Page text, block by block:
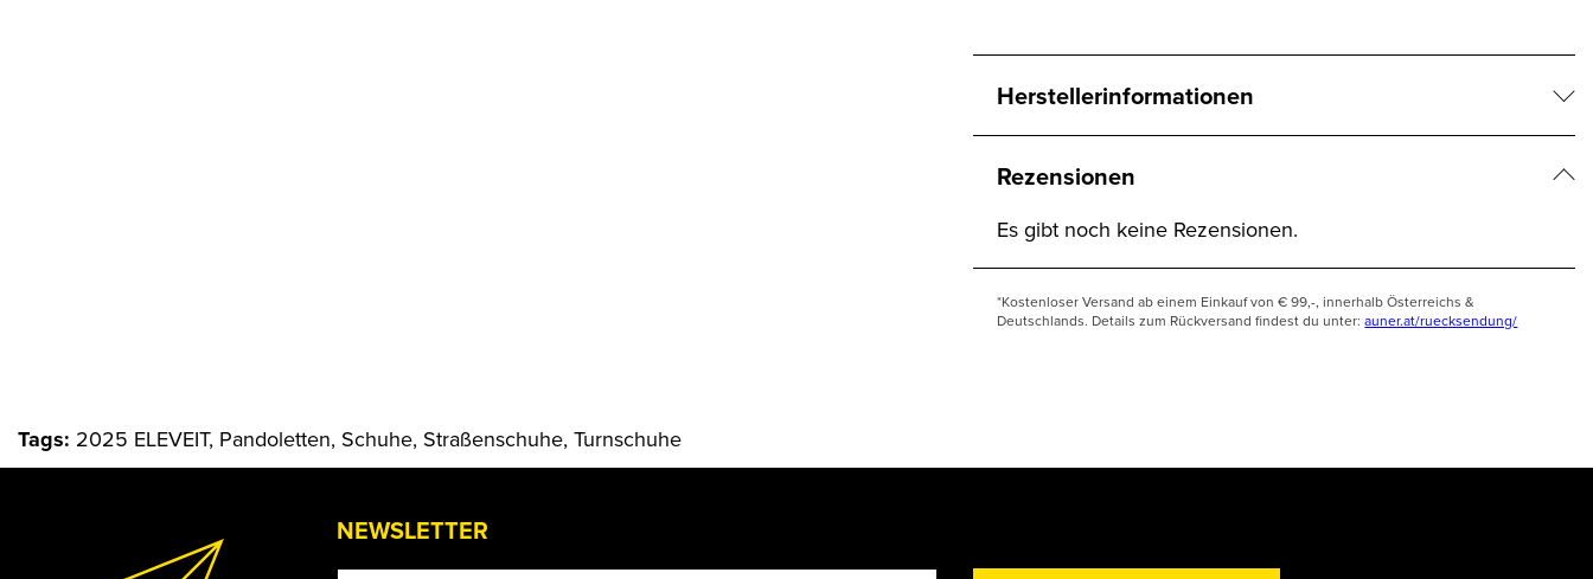
Herstellerinformationen
Rezensionen
Es gibt noch keine Rezensionen.
*Kostenloser Versand ab einem Einkauf von € 99,-, innerhalb Österreichs &
Deutschlands. Details zum Rückversand findest du unter:auner.at/ruecksendung/
Tags: 2025 ELEVEIT, Pandoletten, Schuhe, Straßenschuhe, Turnschuhe
NEWSLETTER